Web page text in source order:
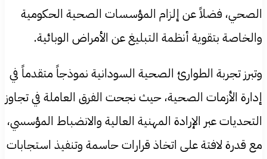
الصحي، فضلاً عن إلزام المؤسسات الصحية الحكومية
والخاصة بتقوية أنظمة التبليغ عن الأمراض الوبائية.
وتبرز تجربة الطوارئ الصحية السودانية نموذجاً متقدماً في
إدارة الأزمات الصحية، حيث نجحت الفرق العاملة في تجاوز
التحديات عبر الإرادة المهنية العالية والانضباط المؤسسي،
مع قدرة لافتة على اتخاذ قرارات حاسمة وتنفيذ استجابات